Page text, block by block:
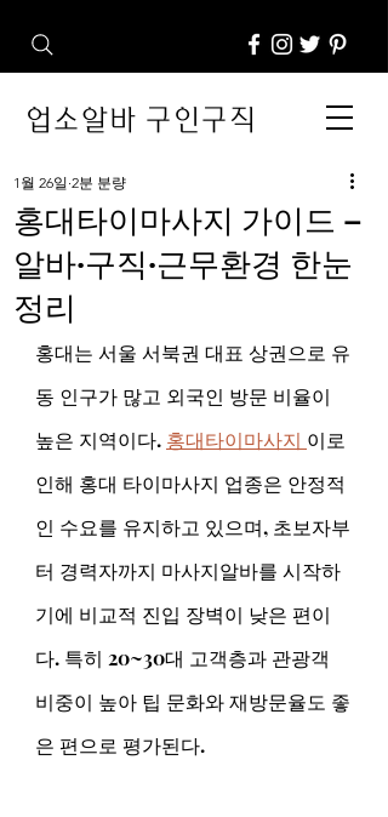
업소알바 구인구직
홍대타이마사지 가이드 –
알바·구직·근무환경 한눈
정리
1월 26일 2분 분량
홍대는 서울 서북권 대표 상권으로 유
동 인구가 많고 외국인 방문 비율이
높은 지역이다. 홍대타이마사지 이로
인해 홍대 타이마사지 업종은 안정적
인 수요를 유지하고 있으며, 초보자부
터 경력자까지 마사지알바를 시작하
기에 비교적 진입 장벽이 낮은 편이
다. 특히 20~30대 고객층과 관광객
비중이 높아 팁 문화와 재방문율도 좋
은 편으로 평가된다.